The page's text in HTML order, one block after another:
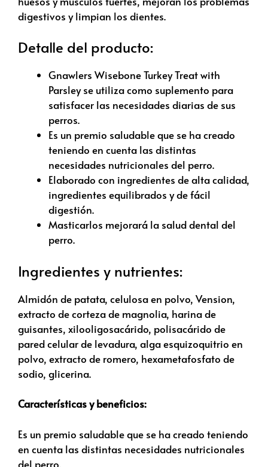
digestivos y limpian los dientes.
Detalle del producto:
Gnawlers Wisebone Turkey Treat with
Parsley se utiliza como suplemento para
satisfacer las necesidades diarias de sus
perros.
Es un premio saludable que se ha creado
teniendo en cuenta las distintas
necesidades nutricionales del perro.
Elaborado con ingredientes de alta calidad,
ingredientes equilibrados y de fácil
digestión.
Masticarlos mejorará la salud dental del
perro.
Ingredientes y nutrientes:
Almidón de patata, celulosa en polvo, Vension,
extracto de corteza de magnolia, harina de
guisantes, xilooligosacárido, polisacárido de
pared celular de levadura, alga esquizoquitrio en
polvo, extracto de romero, hexametafosfato de
sodio, glicerina.
Características y beneficios:
Es un premio saludable que se ha creado teniendo
en cuenta las distintas necesidades nutricionales
del perro.